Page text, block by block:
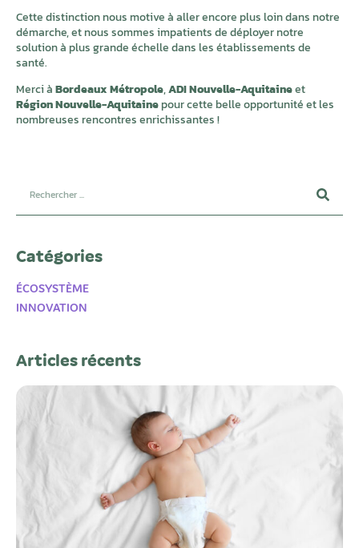
Cette distinction nous motive à aller encore plus loin dans notre
démarche, et nous sommes impatients de déployer notre
solution à plus grande échelle dans les établissements de
santé.
Merci àBordeaux Métropole,ADI Nouvelle-Aquitaineet
Région Nouvelle-Aquitainepour cette belle opportunité et les
nombreuses rencontres enrichissantes !
Catégories
ÉCOSYSTÈME
INNOVATION
Articles récents